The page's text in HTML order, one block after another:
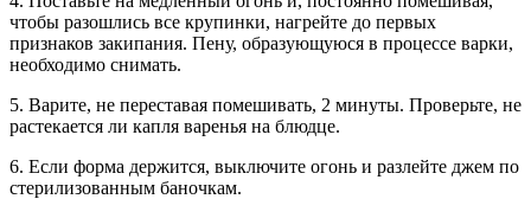
чтобы разошлись все крупинки, нагрейте до первых
признаков закипания. Пену, образующуюся в процессе варки,
необходимо снимать.
5. Варите, не переставая помешивать, 2 минуты. Проверьте, не
растекается ли капля варенья на блюдце.
6. Если форма держится, выключите огонь и разлейте джем по
стерилизованным баночкам.